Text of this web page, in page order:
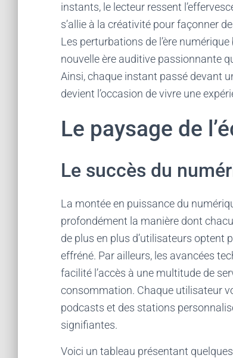
instants, le lecteur ressent
s’allie à la créativité pour façonner
Les perturbations de l’ère
nouvelle ère auditive passionnante
Ainsi, chaque instant passé devant
devient l’occasion de vivre une
Le paysage de
Le succès du
La montée en puissance du
profondément la manière dont
de plus en plus d’utilisateurs optent
effréné. Par ailleurs, les avancées
facilité l’accès à une multitude de
consommation. Chaque utilisateur
podcasts et des stations
signifiantes.
Voici un tableau présentant quelques